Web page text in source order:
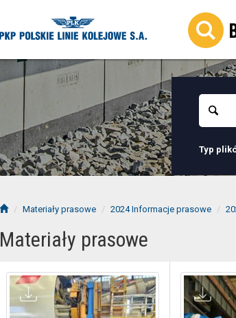
Typ
Materiały prasowe 2024 Informacje prasowe
Materiały prasowe